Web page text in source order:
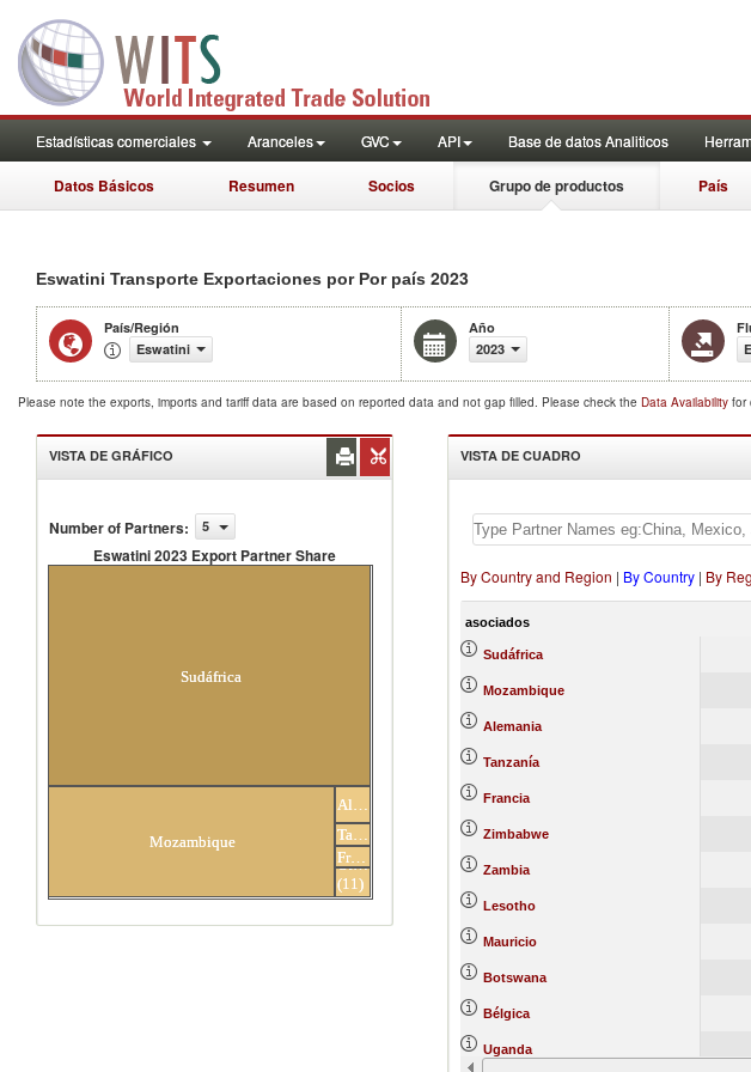
Estadísticas comerciales Aranceles GVC API Base de datos Analiticos
Datos Básicos Resumen Socios Grupo de productos País
Eswatini Transporte Exportaciones por Por país 2023
País/Región
Eswatini
Año
2023
Please note the exports, imports and tariff data are based on reported data and not gap filled. Please check the Data Availability for
VISTA DE GRÁFICO
Number of Partners: 5
Eswatini 2023 Export Partner Share
Sudáfrica
Mozambique
Alemania
Tanzanía
Francia
Others
(11)
asociados
VISTA DE CUADRO
By Country and Region | By Country| By
asociados
Sudáfrica
Mozambique
Alemania
Tanzanía
Francia
Zimbabwe
Zambia
Lesotho
Mauricio
Botswana
Bélgica
Uganda